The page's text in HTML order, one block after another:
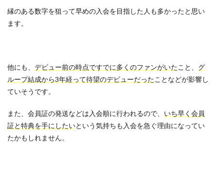
縁のある数字を狙って早めの入会を目指した人も多かったと思い
ます。
他にも、 デビュー前の時点ですでに多くのファンがいたこと、 グ
ループ結成から3年経って待望のデビューだったことなどが影響し
ていそうです。
また、会員証の発送などは入会順に行われるので、 いち早く会員
証と特典を手にしたいという気持ちも入会を急ぐ理由になってい
たかもしれません。